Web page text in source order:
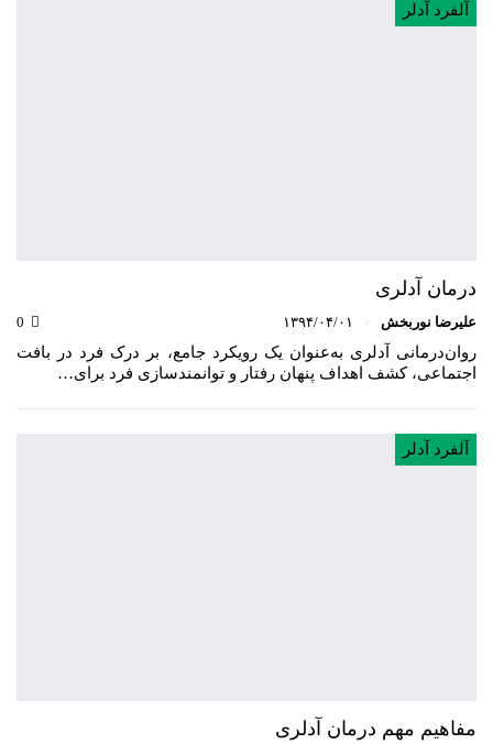
آلفرد آدلر
درمان آدلری
علیرضا نوربخش ۱۳۹۴/۰۴/۰۱
روان‌درمانی آدلری به‌عنوان یک رویکرد جامع، بر درک فرد در بافت
اجتماعی، کشف اهداف پنهان رفتار و توانمندسازی فرد برای…
آلفرد آدلر
مفاهیم مهم درمان آدلری